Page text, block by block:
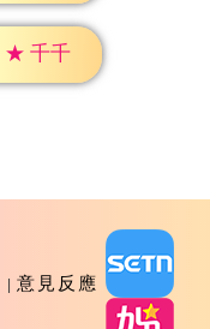
★ 千千
意見反應